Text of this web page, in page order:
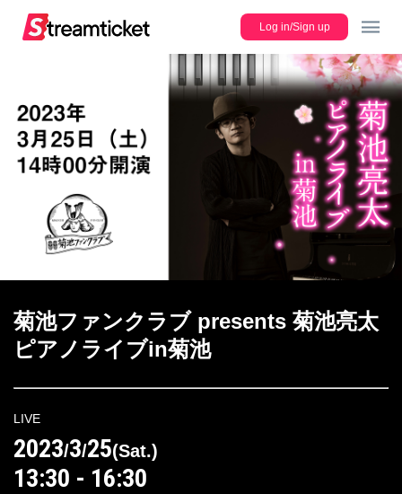
Lineup
Register new ticket
Users Guide
JP
Log in/Sign up
菊池ファンクラブ presents 菊池亮太
ピアノライブin菊池
LIVE
2023/3/25(Sat.)
13:30 - 16:30